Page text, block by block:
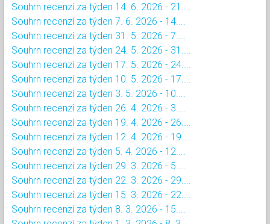
Souhrn recenzí za týden 14. 6. 2026 - 21....
Souhrn recenzí za týden 7. 6. 2026 - 14....
Souhrn recenzí za týden 31. 5. 2026 - 7....
Souhrn recenzí za týden 24. 5. 2026 - 31....
Souhrn recenzí za týden 17. 5. 2026 - 24....
Souhrn recenzí za týden 10. 5. 2026 - 17....
Souhrn recenzí za týden 3. 5. 2026 - 10....
Souhrn recenzí za týden 26. 4. 2026 - 3....
Souhrn recenzí za týden 19. 4. 2026 - 26....
Souhrn recenzí za týden 12. 4. 2026 - 19....
Souhrn recenzí za týden 5. 4. 2026 - 12....
Souhrn recenzí za týden 29. 3. 2026 - 5....
Souhrn recenzí za týden 22. 3. 2026 - 29....
Souhrn recenzí za týden 15. 3. 2026 - 22....
Souhrn recenzí za týden 8. 3. 2026 - 15....